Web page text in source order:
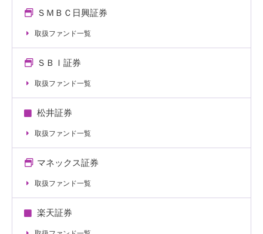
ＳＭＢＣ日興証券
取扱ファンド一覧
ＳＢＩ証券
取扱ファンド一覧
松井証券
取扱ファンド一覧
マネックス証券
取扱ファンド一覧
楽天証券